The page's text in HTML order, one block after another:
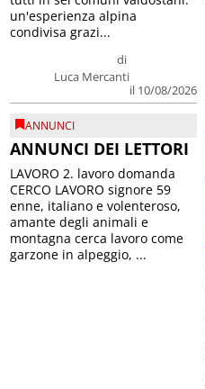
di
Luca Mercanti
il 10/08/2026
un'esperienza alpina
condivisa grazi...
ANNUNCI
ANNUNCI DEI LETTORI
LAVORO 2. lavoro domanda
CERCO LAVORO signore 59
enne, italiano e volenteroso,
amante degli animali e
montagna cerca lavoro come
garzone in alpeggio, ...